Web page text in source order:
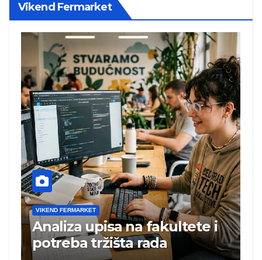
Vikend Fermarket
upisa na fakultete i
tržišta rada
VIKEND FERMARKET
Charli
britanska